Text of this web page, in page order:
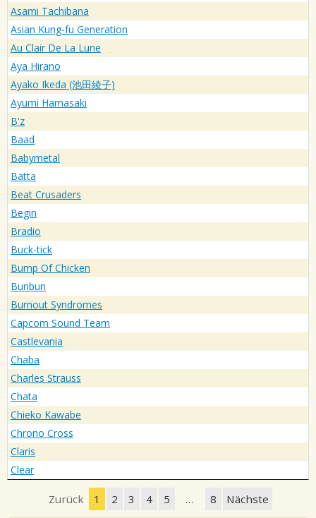
Asami Tachibana
Asian Kung-fu Generation
Au Clair De La Lune
Aya Hirano
Ayako Ikeda (池田綾子)
Ayumi Hamasaki
B'z
Baad
Babymetal
Batta
Beat Crusaders
Begin
Bradio
Buck-tick
Bump Of Chicken
Bunbun
Burnout Syndromes
Capcom Sound Team
Castlevania
Chaba
Charles Strauss
Chata
Chieko Kawabe
Chrono Cross
Claris
Clear
Zurück 1 2 3 4 5 … 8 Nächste